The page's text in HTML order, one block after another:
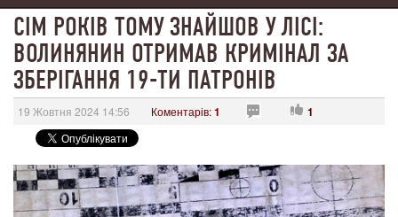
СІМ РОКІВ ТОМУ ЗНАЙШОВ У ЛІСІ:
ВОЛИНЯНИН ОТРИМАВ КРИМІНАЛ ЗА
ЗБЕРІГАННЯ 19-ТИ ПАТРОНІВ
19 Жовтня 2024 14:56 Коментарів:1 1